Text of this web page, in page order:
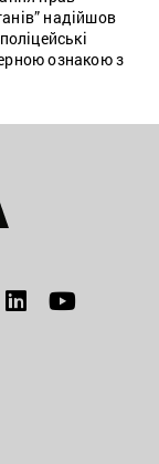
надійшов
ознакою з